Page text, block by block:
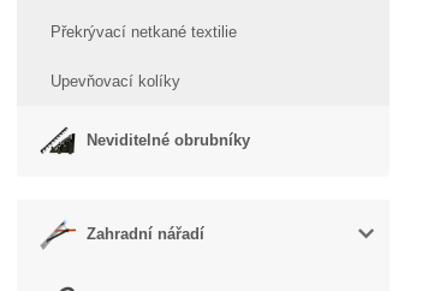
Překrývací netkané textilie
Upevňovací kolíky
Neviditelné obrubníky
Zahradní nářadí